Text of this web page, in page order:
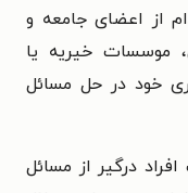
از اعضای جامعه و
موسسات خیریه یا
خود در حل مسائل
درگیر از مسائل